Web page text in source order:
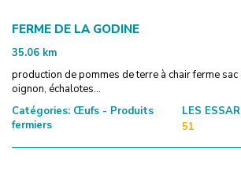
FERME DE LA GODINE
35.06 km
production de pommes de terre à chair ferme
oignon, échalotes...
Catégories: Œufs - Produits
fermiers
LES
51